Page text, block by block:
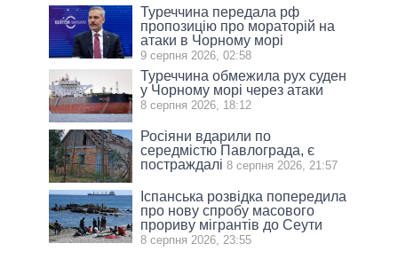
Туреччина передала рф
пропозицію про мораторій на
атаки в Чорному морі
9 серпня 2026, 02:58
Туреччина обмежила рух суден
у Чорному морі через атаки
8 серпня 2026, 18:12
Росіяни вдарили по
середмістю Павлограда, є
постраждалі 8 серпня 2026, 21:57
Іспанська розвідка попередила
про нову спробу масового
прориву мігрантів до Сеути
8 серпня 2026, 23:55